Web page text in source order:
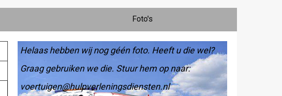
Foto's
Helaas hebben wij nog géén foto. Heeft u die wel?
Graag gebruiken we die. Stuur hem op naar:
voertuigen@hulpverleningsdiensten.nl